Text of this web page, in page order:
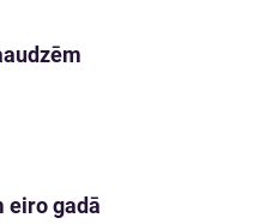
eiro gadā